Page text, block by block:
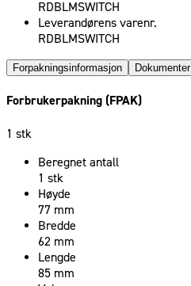
RDBLMSWITCH
Leverandørens varenr.
RDBLMSWITCH
Forpakningsinformasjon Dokumenter
Forbrukerpakning (FPAK)
1 stk
Beregnet antall
1 stk
Høyde
77 mm
Bredde
62 mm
Lengde
85 mm